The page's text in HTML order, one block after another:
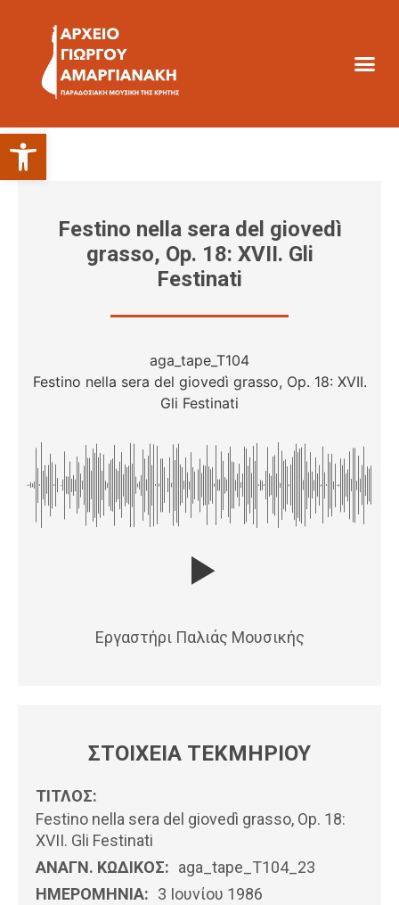
Ανοίξτε τη γραμμή εργαλείων
Festino nella sera del giovedì
grasso, Op. 18: XVII. Gli
Festinati
aga_tape_T104
Festino nella sera del giovedì grasso, Op. 18: XVII.
Gli Festinati
Εργαστήρι Παλιάς Μουσικής
ΣΤΟΙΧΕΙΑ ΤΕΚΜΗΡΙΟΥ
ΤΙΤΛΟΣ:
Festino nella sera del giovedì grasso, Op. 18:
XVII. Gli Festinati
ΑΝΑΓΝ. ΚΩΔΙΚΟΣ: aga_tape_T104_23
ΗΜΕΡΟΜΗΝΊΑ: 3 Ιουνίου 1986